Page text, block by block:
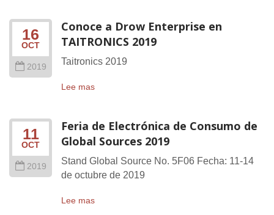
16
OCT
2019
Conoce a Drow Enterprise en
TAITRONICS 2019
Taitronics 2019
Lee mas
11
OCT
2019
Feria de Electrónica de Consumo de
Global Sources 2019
Stand Global Source No. 5F06 Fecha: 11-14
de octubre de 2019
Lee mas